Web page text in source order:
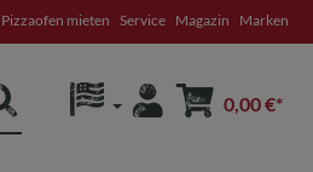
Pizzaofen mieten Service Magazin Marken
0,00 €*